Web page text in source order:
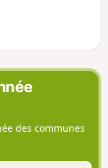
des communes